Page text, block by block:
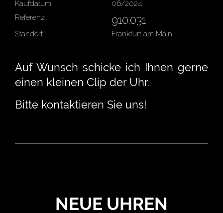
Kaufdatum
06/2024
Referenz
910.031
Standort Frankfurt am Main
Auf Wunsch schicke ich Ihnen gerne
einen kleinen Clip der Uhr.
Bitte kontaktieren Sie uns!
NEUE UHREN